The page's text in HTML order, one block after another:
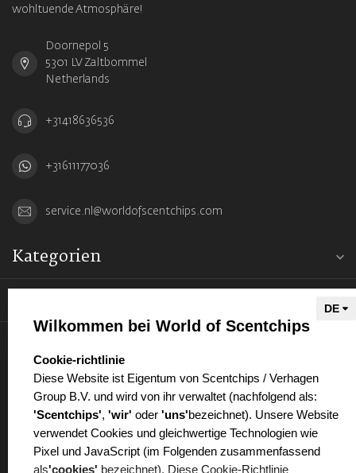
wohltuende Atmosphäre!
Doornepol 5
5301 LV Zaltbommel
Netherlands
+31418636536
+31611177036
service.nl@worldofscentchips.com
Kategorien
Wilkommen bei World of Scentchips
select language
Cookie-richtlinie
Diese Website ist Eigentum von Scentchips / Verhagen
Group B.V. und wird von ihr verwaltet (nachfolgend als:
'Scentchips', 'wir' oder 'uns'bezeichnet). Unsere Website
verwendet Cookies und gleichwertige Technologien wie
Pixel und JavaScript (im Folgenden zusammenfassend
als'cookies' bezeichnet). Diese Cookie-Richtlinie